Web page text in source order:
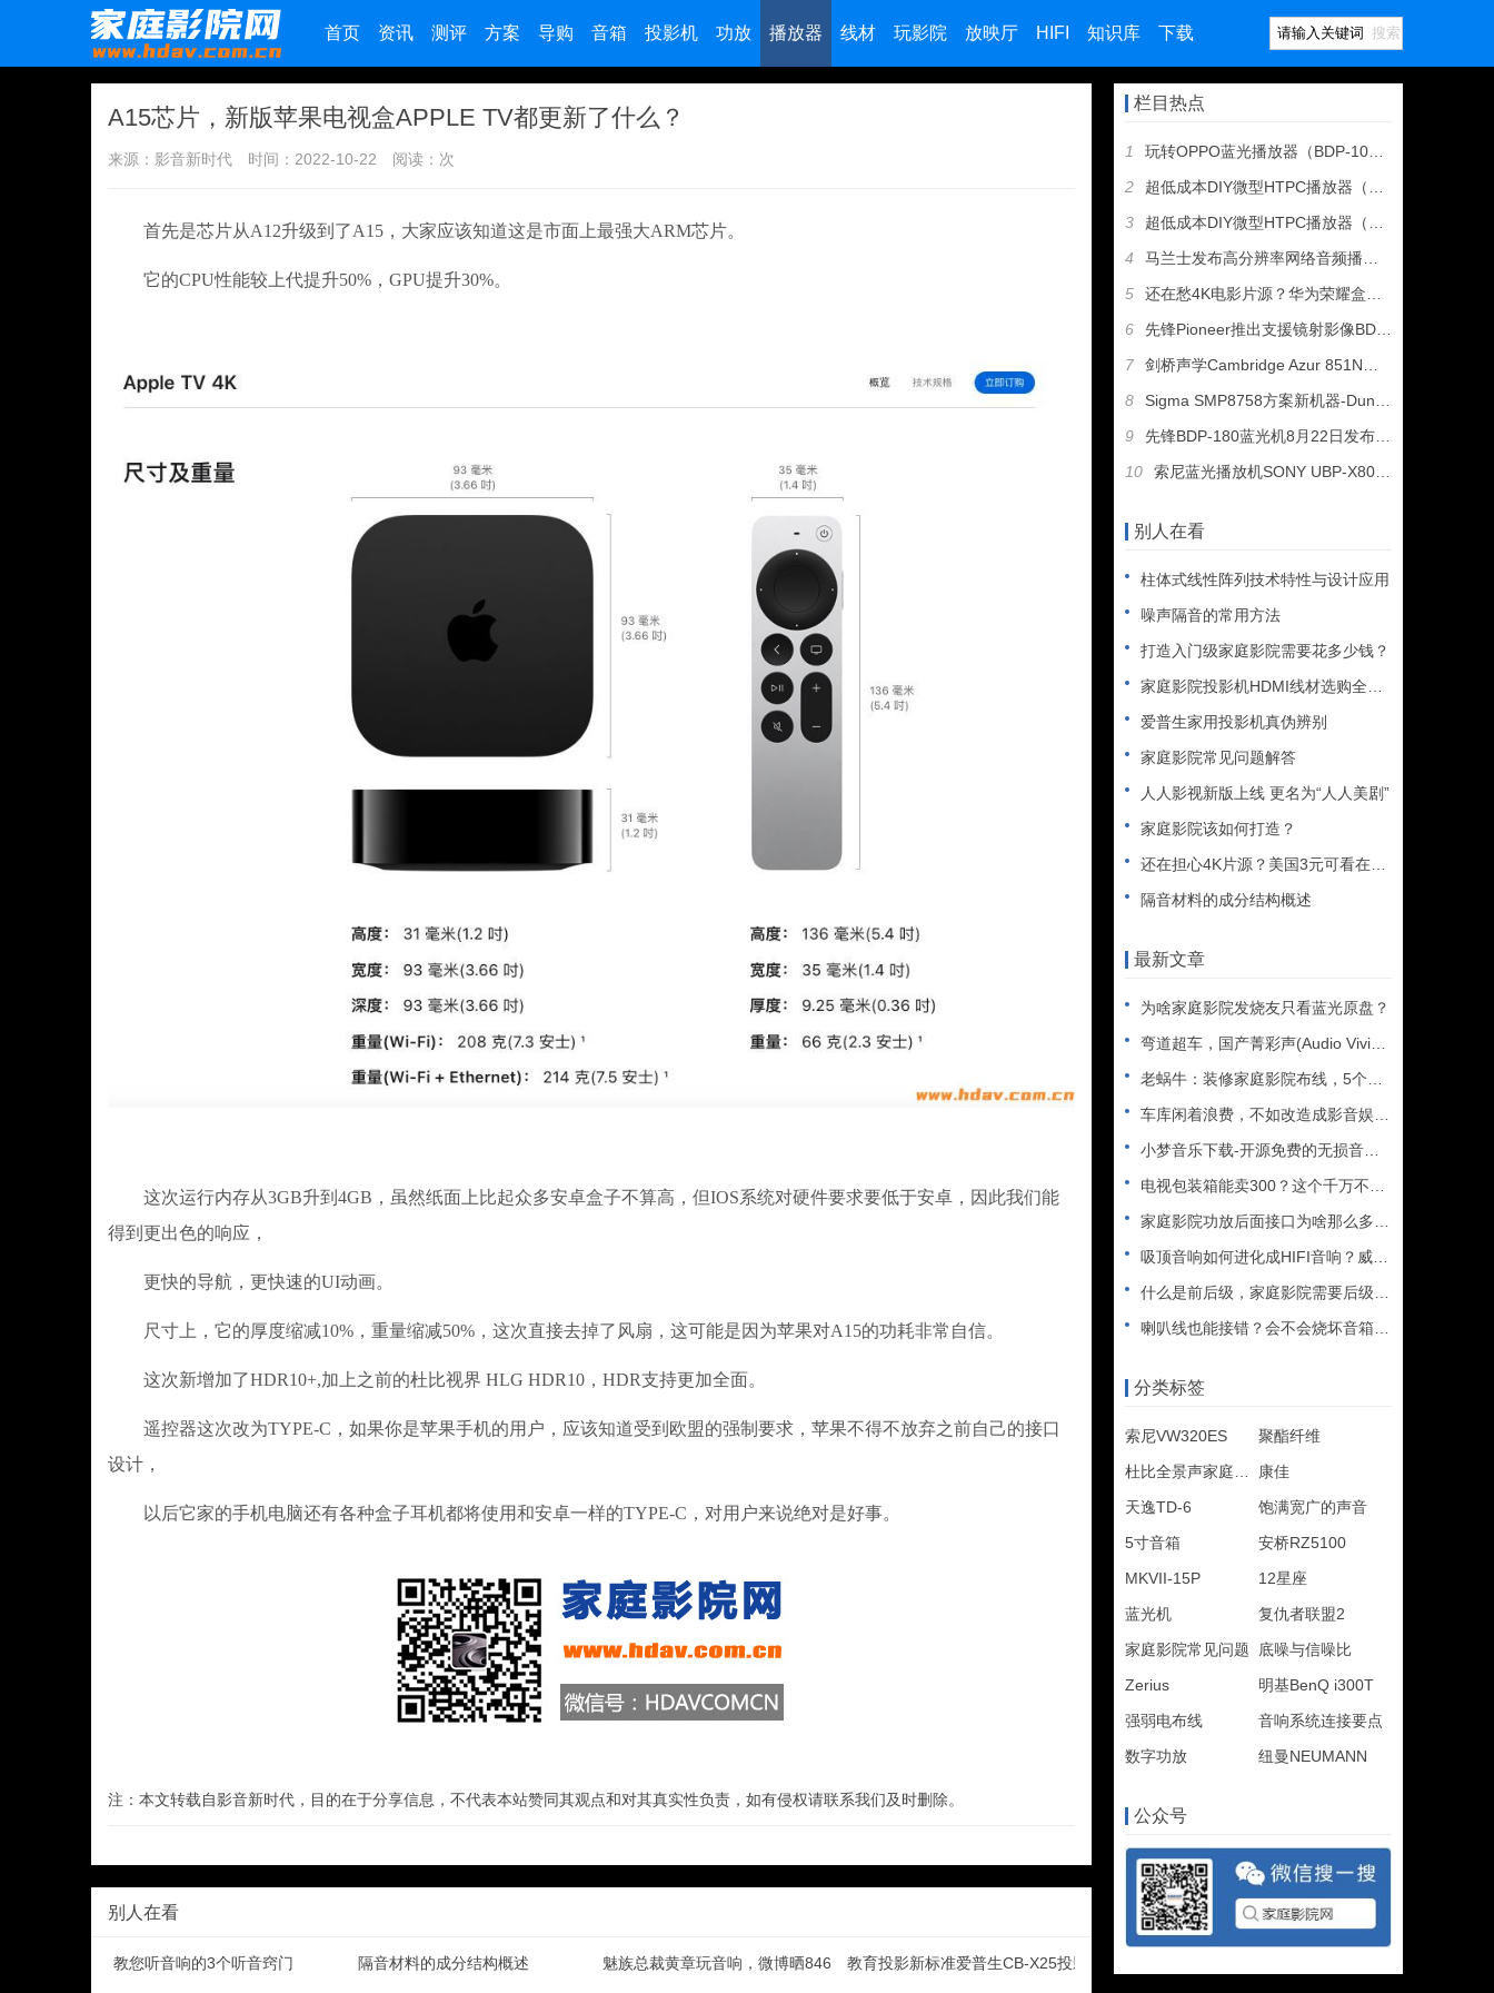
首页 资讯 测评 方案 导购 音箱 投影机 功放 播放器 线材 玩影院 放映厅 HIFI 知识库 下载 搜索
A15芯片，新版苹果电视盒APPLE TV都更新了什么？
来源：影音新时代 时间：2022-10-22 阅读： 次
首先是芯片从A12升级到了A15，大家应该知道这是市面上最强大ARM芯片。
它的CPU性能较上代提升50%，GPU提升30%。
这次运行内存从3GB升到4GB，虽然纸面上比起众多安卓盒子不算高，但IOS系统对硬件要求要低于安卓，因此我们能
得到更出色的响应，
更快的导航，更快速的UI动画。
尺寸上，它的厚度缩减10%，重量缩减50%，这次直接去掉了风扇，这可能是因为苹果对A15的功耗非常自信。
这次新增加了HDR10+,加上之前的杜比视界 HLG HDR10，HDR支持更加全面。
遥控器这次改为TYPE-C，如果你是苹果手机的用户，应该知道受到欧盟的强制要求，苹果不得不放弃之前自己的接口
设计，
以后它家的手机电脑还有各种盒子耳机都将使用和安卓一样的TYPE-C，对用户来说绝对是好事。
注：本文转载自影音新时代，目的在于分享信息，不代表本站赞同其观点和对其真实性负责，如有侵权请联系我们及时删除。
别人在看
教您听音响的3个听音窍门 隔音材料的成分结构概述 魅族总裁黄章玩音响，微博晒846万天价器材教育投影新标准爱普生CB-X25投影试用
栏目热点
1
玩转OPPO蓝光播放器（BDP-103/105）字幕挂载功能
2
超低成本DIY微型HTPC播放器（XBMC+Raspberr
3
超低成本DIY微型HTPC播放器（XBMC+Raspberr
4
马兰士发布高分辨率网络音频播放机NA6005
5
还在愁4K电影片源？华为荣耀盒子闯入客厅
6
先锋Pioneer推出支援镜射影像BDP-180蓝光播放机
7
剑桥声学Cambridge Azur 851N发烧级旗舰网络
8
Sigma SMP8758方案新机器-Dune HD Sol
9
先锋BDP-180蓝光机8月22日发布1.08版本固件升级
10
索尼蓝光播放机SONY UBP-X800M2即将上市
别人在看
柱体式线性阵列技术特性与设计应用
噪声隔音的常用方法
打造入门级家庭影院需要花多少钱？
家庭影院投影机HDMI线材选购全攻略
爱普生家用投影机真伪辨别
家庭影院常见问题解答
人人影视新版上线 更名为“人人美剧”
家庭影院该如何打造？
还在担心4K片源？美国3元可看在线4K视频
隔音材料的成分结构概述
最新文章
为啥家庭影院发烧友只看蓝光原盘？
弯道超车，国产菁彩声(Audio Vivid)能否取代杜比全
老蜗牛：装修家庭影院布线，5个必看的注意事项
车库闲着浪费，不如改造成影音娱乐室吧
小梦音乐下载-开源免费的无损音乐下载神器
电视包装箱能卖300？这个千万不要扔……
家庭影院功放后面接口为啥那么多？假装高端卖高价？
吸顶音响如何进化成HIFI音响？威力声功放再升级
什么是前后级，家庭影院需要后级吗？天逸11声道功放AD-83
喇叭线也能接错？会不会烧坏音箱（功放）​？
分类标签
索尼VW320ES
聚酯纤维
康佳
天逸TD-6
饱满宽广的声音
5寸音箱
安桥RZ5100
MKVII-15P
12星座
蓝光机
复仇者联盟2
家庭影院常见问题
底噪与信噪比
Zerius
明基BenQ i300T
强弱电布线
音响系统连接要点
数字功放
纽曼NEUMANN
公众号